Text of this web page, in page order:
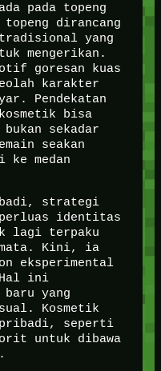
pada topeng
dirancang
yang
mengerikan.
goresan kuas
karakter
Pendekatan
bisa
sekadar
seakan
ke medan
strategi
identitas
lagi terpaku
Kini, ia
eksperimental
Hal ini
baru yang
Kosmetik
pribadi, seperti
untuk dibawa